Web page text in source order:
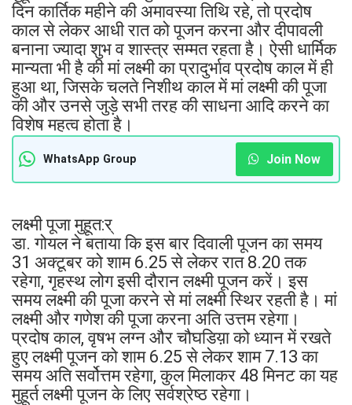
दिन कार्तिक महीने की अमावस्या तिथि रहे, तो प्रदोष
काल से लेकर आधी रात को पूजन करना और दीपावली
बनाना ज्यादा शुभ व शास्त्र सम्मत रहता है। ऐसी धार्मिक
मान्यता भी है की मां लक्ष्मी का प्रादुर्भाव प्रदोष काल में ही
हुआ था, जिसके चलते निशीथ काल में मां लक्ष्मी की पूजा
की और उनसे जुड़े सभी तरह की साधना आदि करने का
विशेष महत्व होता है।
WhatsApp Group Join Now
लक्ष्मी पूजा मुहूत:र्
डा. गोयल ने बताया कि इस बार दिवाली पूजन का समय
31 अक्टूबर को शाम 6.25 से लेकर रात 8.20 तक
रहेगा, गृहस्थ लोग इसी दौरान लक्ष्मी पूजन करें। इस
समय लक्ष्मी की पूजा करने से मां लक्ष्मी स्थिर रहती है। मां
लक्ष्मी और गणेश की पूजा करना अति उत्तम रहेगा।
प्रदोष काल, वृषभ लग्न और चौघडिय़ा को ध्यान में रखते
हुए लक्ष्मी पूजन को शाम 6.25 से लेकर शाम 7.13 का
समय अति सर्वोत्तम रहेगा, कुल मिलाकर 48 मिनट का यह
मुहूर्त लक्ष्मी पूजन के लिए सर्वश्रेष्ठ रहेगा।